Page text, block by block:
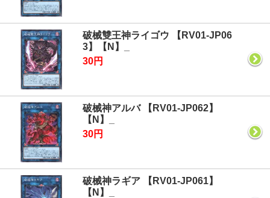
破械雙王神ライゴウ 【RV01-JP06
3】【N】_
30円
破械神アルバ 【RV01-JP062】
【N】_
30円
破械神ラギア 【RV01-JP061】
【N】_